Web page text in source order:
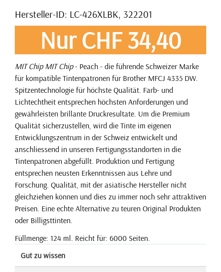
Hersteller-ID: LC-426XLBK, 322201
Nur CHF 34,40
MIT Chip MIT Chip- Peach - die führende Schweizer Marke
für kompatible Tintenpatronen für Brother MFCJ 4335 DW.
Spitzentechnologie für höchste Qualität. Farb- und
Lichtechtheit entsprechen höchsten Anforderungen und
gewährleisten brillante Druckresultate. Um die Premium
Qualität sicherzustellen, wird die Tinte im eigenen
Entwicklungszentrum in der Schweiz entwickelt und
anschliessend in unseren Fertigungsstandorten in die
Tintenpatronen abgefüllt. Produktion und Fertigung
entsprechen neusten Erkenntnissen aus Lehre und
Forschung. Qualität, mit der asiatische Hersteller nicht
gleichziehen können und dies zu immer noch sehr attraktiven
Preisen. Eine echte Alternative zu teuren Original Produkten
oder Billigsttinten.
Füllmenge: 124 ml. Reicht für: 6000 Seiten.
Gut zu wissen